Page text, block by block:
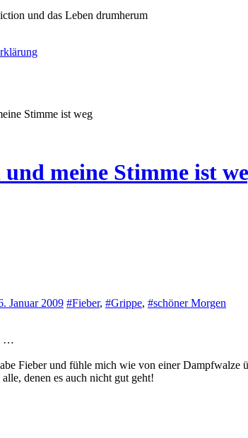
und das Leben drumherum
Stimme ist weg
meine Stimme ist
Januar 2009 #Fieber, #Grippe, #schöner Morgen
…
Fieber und fühle mich wie von einer Dampfwalze
denen es auch nicht gut geht!